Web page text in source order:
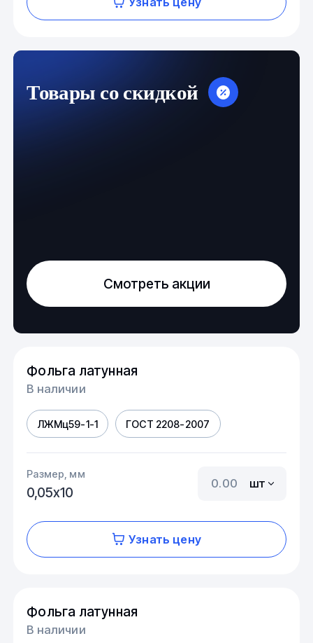
Товары со скидкой
Смотреть акции
Фольга латунная
В наличии
ЛЖМц59-1-1 ГОСТ 2208-2007
Размер, мм
0,05х10
шт
Узнать цену
Фольга латунная
В наличии